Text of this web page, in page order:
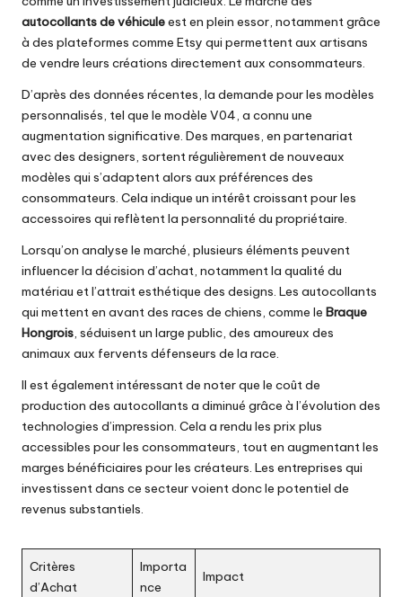
autocollants de véhiculeest en plein essor, notamment grâce
à des plateformes comme Etsy qui permettent aux artisans
de vendre leurs créations directement aux consommateurs.
D’après des données récentes, la demande pour les modèles
personnalisés, tel que le modèle V04, a connu une
augmentation significative. Des marques, en partenariat
avec des designers, sortent régulièrement de nouveaux
modèles qui s’adaptent alors aux préférences des
consommateurs. Cela indique un intérêt croissant pour les
accessoires qui reflètent la personnalité du propriétaire.
Lorsqu’on analyse le marché, plusieurs éléments peuvent
influencer la décision d’achat, notamment la qualité du
matériau et l’attrait esthétique des designs. Les autocollants
qui mettent en avant des races de chiens, comme le Braque
Hongrois, séduisent un large public, des amoureux des
animaux aux fervents défenseurs de la race.
Il est également intéressant de noter que le coût de
production des autocollants a diminué grâce à l’évolution des
technologies d’impression. Cela a rendu les prix plus
accessibles pour les consommateurs, tout en augmentant les
marges bénéficiaires pour les créateurs. Les entreprises qui
investissent dans ce secteur voient donc le potentiel de
revenus substantiels.
Critères
d’Achat
Importa
nce
Impact